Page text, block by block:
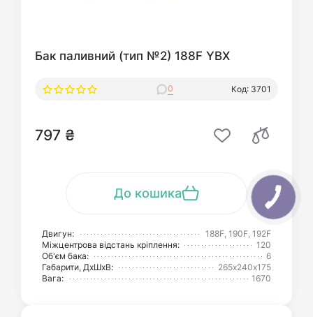
Бак паливний (тип №2) 188F YBX
0 Код: 3701
797 ₴
До кошика
Двигун:
188F, 190F, 192F
Міжцентрова відстань кріплення:
120
Об'єм бака:
6
Габарити, ДхШхВ:
265х240х175
Вага:
1670